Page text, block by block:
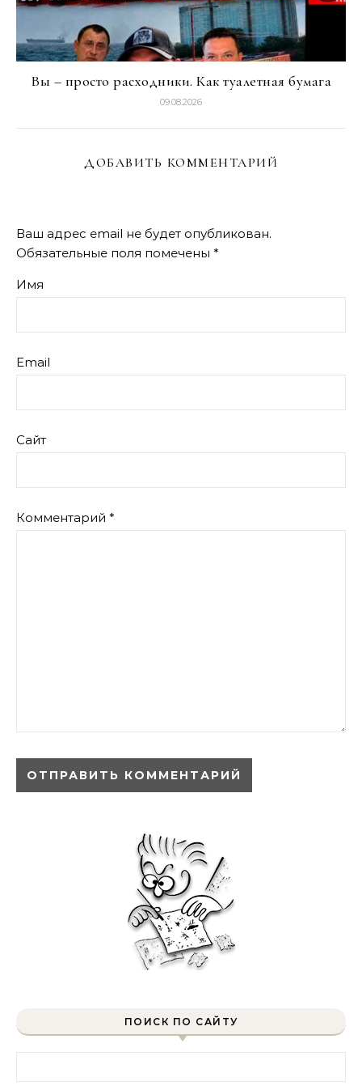
Вы – просто расходники. Как туалетная бумага
09.08.2026
ДОБАВИТЬ КОММЕНТАРИЙ
Ваш адрес email не будет опубликован.
Обязательные поля помечены *
Имя
Email
Сайт
Комментарий *
ПОИСК ПО САЙТУ